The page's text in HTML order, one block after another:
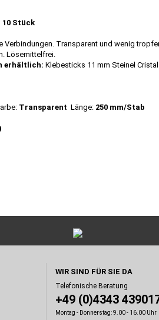
10 Stück
Verbindungen. Transparent und wenig
Lösemittelfrei.
erhältlich: Klebesticks 11 mm Steinel
Transparent Länge: 250 mm/Stab
WIR SIND FÜR SIE DA
Telefonische Beratung
+49 (0)4343
Montag - Donnerstag: 9.00 - 16.00 Uhr